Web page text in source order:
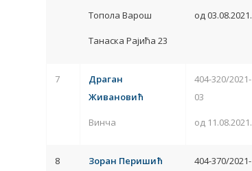
Топола Варош
Танаска Рајића 23
од 03.08.2021.
7
Драган
Живановић
Винча
404-320/2021-
03
од 11.08.2021.
8 Зоран Перишић
404-370/2021-